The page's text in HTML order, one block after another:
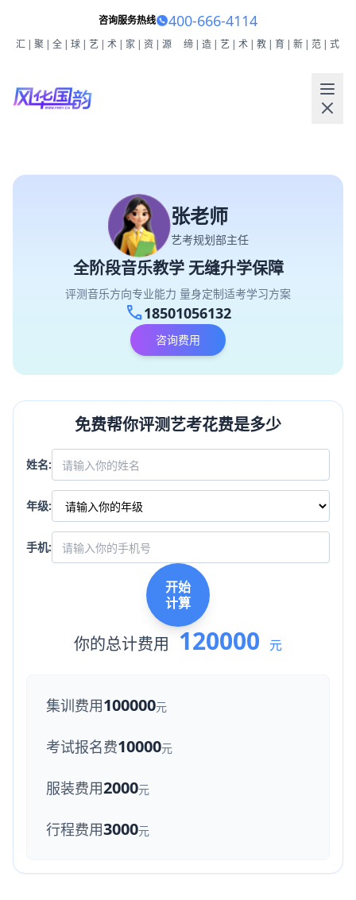
咨询服务热线 400-666-4114
汇|聚|全|球|艺|术|家|资|源 缔|造|艺|术|教|育|新|范|式
张老师
艺考规划部主任
全阶段音乐教学 无缝升学保障
评测音乐方向专业能力 量身定制适考学习方案
call18501056132
咨询费用
免费帮你评测艺考花费是多少
姓名:
年级:
手机:
开始
计算
你的总计费用 120000 元
集训费用100000元
考试报名费10000元
服装费用2000元
行程费用3000元